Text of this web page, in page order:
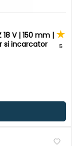
V | 150 mm |
si incarcator
5